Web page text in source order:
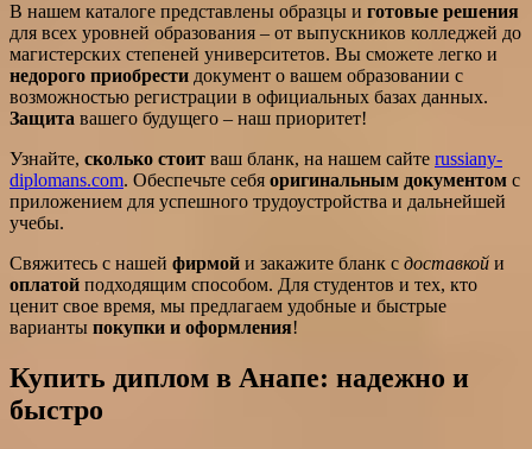
В нашем каталоге представлены образцы и готовые решения
для всех уровней образования – от выпускников колледжей до
магистерских степеней университетов. Вы сможете легко и
недорого приобрести документ о вашем образовании с
возможностью регистрации в официальных базах данных.
Защита вашего будущего – наш приоритет!
Узнайте, сколько стоит ваш бланк, на нашем сайте russiany-
diplomans.com. Обеспечьте себя оригинальным документом с
приложением для успешного трудоустройства и дальнейшей
учебы.
Свяжитесь с нашей фирмой и закажите бланк с доставкой и
оплатой подходящим способом. Для студентов и тех, кто
ценит свое время, мы предлагаем удобные и быстрые
варианты покупки и оформления!
Купить диплом в Анапе: надежно и
быстро